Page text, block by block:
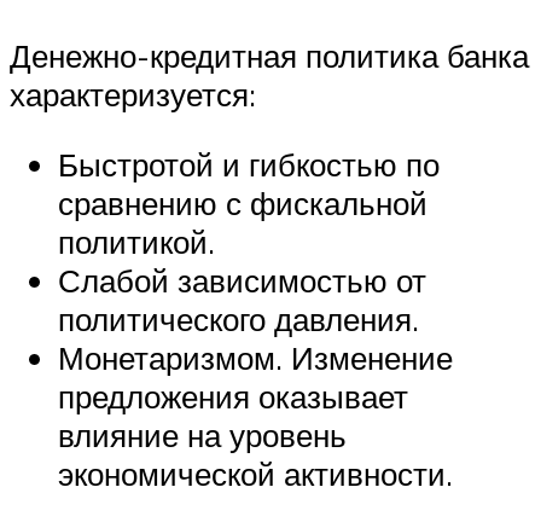
Денежно-кредитная политика банка
характеризуется:
Быстротой и гибкостью по
сравнению с фискальной
политикой.
Слабой зависимостью от
политического давления.
Монетаризмом. Изменение
предложения оказывает
влияние на уровень
экономической активности.